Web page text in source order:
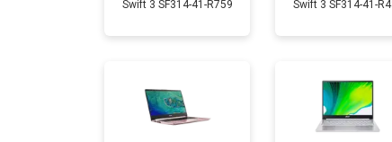
Замена HDMI порта
Swift 3 SF314-41-R759 Swift 3 SF314-41-